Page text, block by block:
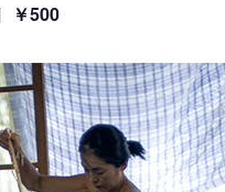
￥500